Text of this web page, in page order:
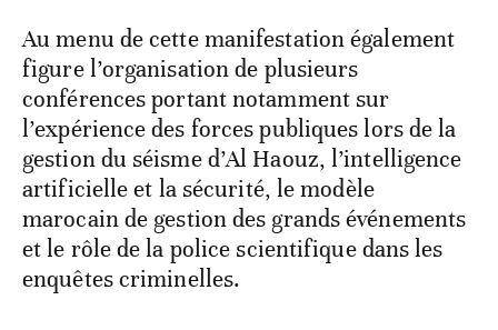
Au menu de cette manifestation également
figure l’organisation de plusieurs
conférences portant notamment sur
l’expérience des forces publiques lors de la
gestion du séisme d’Al Haouz, l’intelligence
artificielle et la sécurité, le modèle
marocain de gestion des grands événements
et le rôle de la police scientifique dans les
enquêtes criminelles.